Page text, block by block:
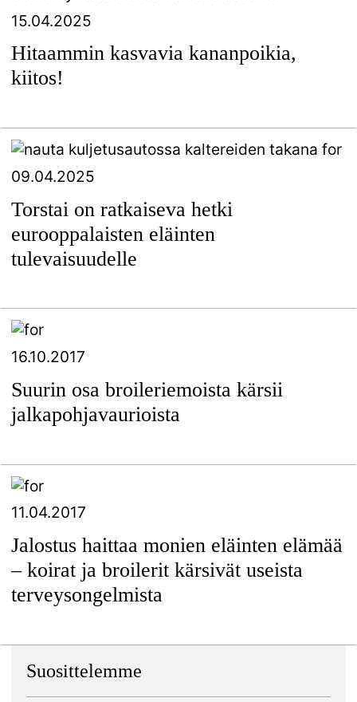
15.04.2025
Hitaammin kasvavia kananpoikia,
kiitos!
09.04.2025
Torstai on ratkaiseva hetki
eurooppalaisten eläinten
tulevaisuudelle
16.10.2017
Suurin osa broileriemoista kärsii
jalkapohjavaurioista
11.04.2017
Jalostus haittaa monien eläinten elämää
– koirat ja broilerit kärsivät useista
terveysongelmista
Suosittelemme